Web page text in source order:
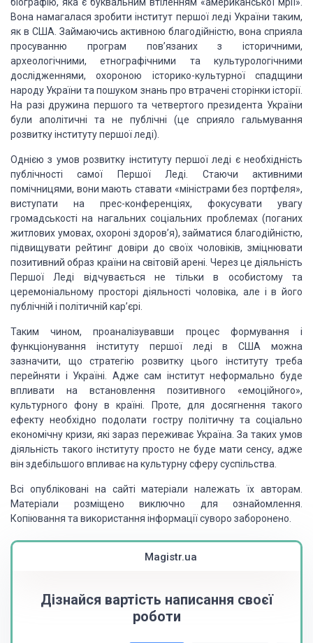
Вона намагалася зробити інститут першої леді України таким,
як в США. Займаючись активною благодійністю, вона сприяла
просуванню програм пов’язаних з історичними,
археологічними, етнографічними та культурологічними
дослідженнями, охороною історико-культурної спадщини
народу України та пошуком знань про втрачені сторінки історії.
На разі дружина першого та четвертого президента України
були аполітичні та не публічні (це сприяло гальмування
розвиткуінституту першої леді).
Однією з умов розвитку інституту першої леді єнеобхідність
публічності самої Першої Леді. Стаючи активними
помічницями, вони мають ставати «міністрами без портфеля»,
виступати на прес-конференціях, фокусувати увагу
громадськості на нагальних соціальних проблемах (поганих
житлових умовах, охороні здоров’я), займатися благодійністю,
підвищувати рейтинг довіри до своїх чоловіків, зміцнювати
позитивний образ країни на світовій арені. Через це діяльність
Першої Леді відчувається не тільки в особистому та
церемоніальному просторі діяльності чоловіка, але і в його
публічній і політичній кар’єрі.
Таким чином, проаналізувавши процес формування і
функціонування інституту першої леді в США можна
зазначити, що стратегію розвитку цього інституту треба
перейняти і Україні. Адже сам інститутнеформально буде
впливати на встановлення позитивного «емоційного»,
культурного фону в країні. Проте, для досягнення такого
ефекту необхідно подолати гоструполітичну та соціально
економічну кризи, які зараз переживає Україна. За таких умов
діяльність такого інституту просто не буде мати сенсу, адже
він здебільшого впливає на культурну сферу суспільства.
Всі опубліковані на сайті матеріали належать їх авторам.
Матеріали розміщено виключно для ознайомлення.
Копіювання та використання інформації суворо заборонено.
Magistr.ua
Дізнайся вартість написання своєї
роботи